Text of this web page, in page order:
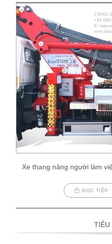
Xe thang nâng người làm
ĐỌC TIẾP
TIÊU